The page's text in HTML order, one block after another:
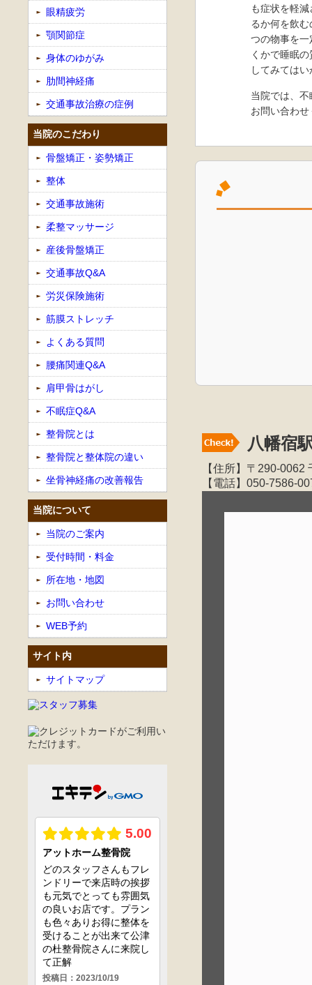
も症状を軽
るか何を飲
つの物事を
くかで睡眠
してみては
当院では、
お問い合わ
八幡宿
【住所】〒290-
【電話】050-7586-
眼精疲労
顎関節症
身体のゆがみ
肋間神経痛
交通事故治療の症例
当院のこだわり
骨盤矯正・姿勢矯正
整体
交通事故施術
柔整マッサージ
産後骨盤矯正
交通事故Q&A
労災保険施術
筋膜ストレッチ
よくある質問
腰痛関連Q&A
肩甲骨はがし
不眠症Q&A
整骨院とは
整骨院と整体院の違い
坐骨神経痛の改善報告
当院について
当院のご案内
受付時間・料金
所在地・地図
お問い合わせ
WEB予約
サイト内
サイトマップ